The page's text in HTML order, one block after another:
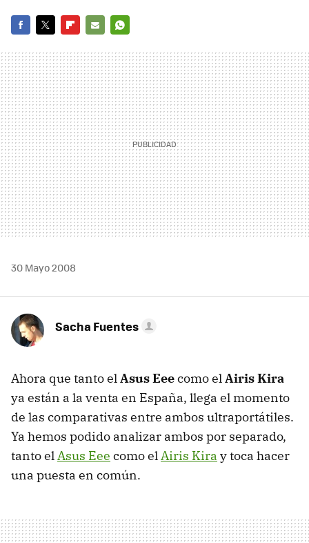
MAIL
30 Mayo 2008
Sacha Fuentes
Ahora que tanto elAsus Eeecomo elAiris Kira
ya están a la venta en España, llega el momento
de las comparativas entre ambos ultraportátiles.
Ya hemos podido analizar ambos por separado,
tanto elAsus Eee como elAiris Kira y toca hacer
una puesta en común.